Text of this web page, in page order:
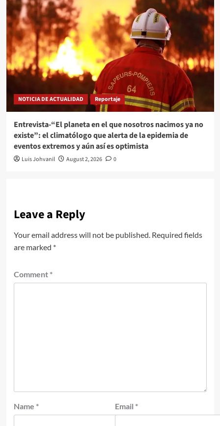
NOTICIA DE ACTUALIDAD Reportaje
Entrevista-“El planeta en el que nosotros nacimos ya no
existe”: el climatólogo que alerta de la epidemia de
eventos extremos y aún así es optimista
Luis Johvanil August 2, 2026 0
Leave a Reply
Your email address will not be published. Required fields
are marked *
Comment *
Name * Email *